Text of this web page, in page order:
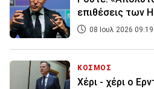
επιθέσεις των
08 Ιουλ 2026 09:19
ΚΟΣΜΟΣ
Χέρι - χέρι ο